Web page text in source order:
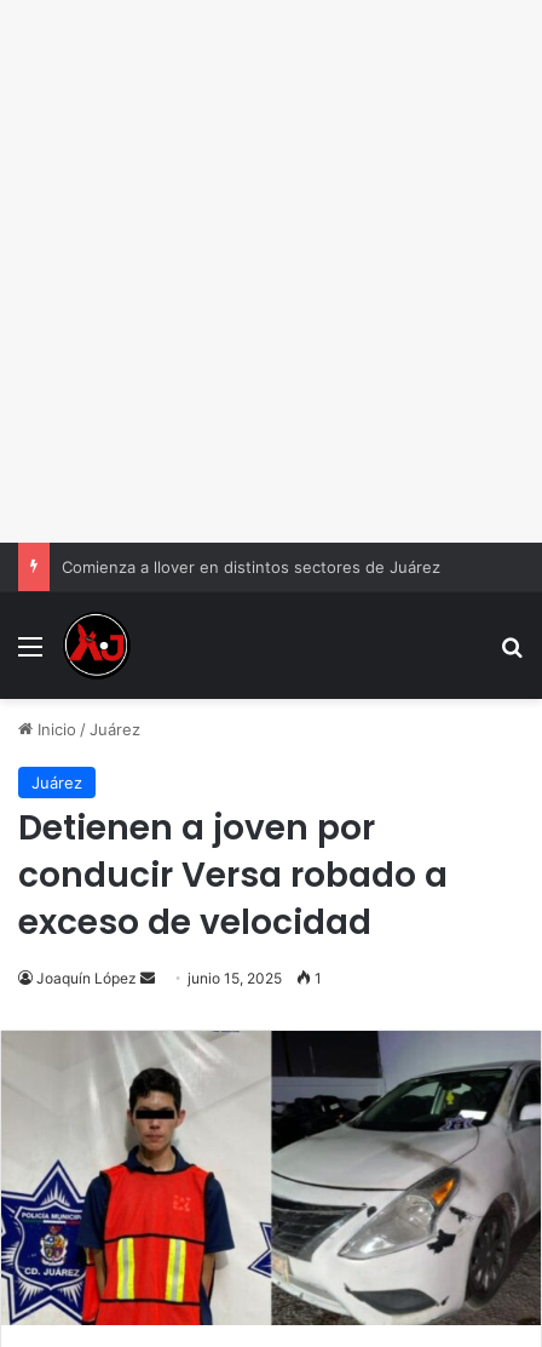
Comienza a llover en distintos sectores de Juárez
Menu
Inicio /Juárez
Juárez
Detienen a joven por
conducir Versa robado a
exceso de velocidad
Joaquín López
Send
email
junio 15, 2025 1